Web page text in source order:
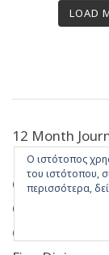
LOAD
12 Month
Book
Casual Dining
City Bites
Contests
Ο ιστότοπος
του ιστότοπου,
περισσότερα,